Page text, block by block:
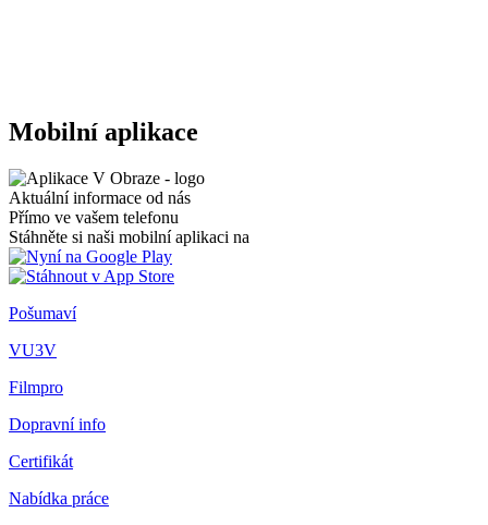
Mobilní aplikace
Aktuální informace od nás
Přímo ve vašem telefonu
Stáhněte si naši mobilní aplikaci na
Pošumaví
VU3V
Filmpro
Dopravní info
Certifikát
Nabídka práce